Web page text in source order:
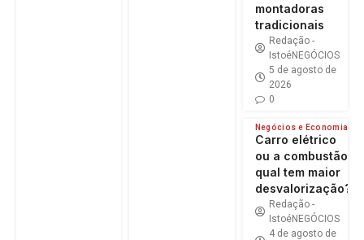
montadoras
tradicionais
Redação -
IstoéNEGÓCIOS
5 de agosto de
2026
0
Negócios e Economia
Carro elétrico
ou a combustão:
qual tem maior
desvalorização?
Redação -
IstoéNEGÓCIOS
4 de agosto de